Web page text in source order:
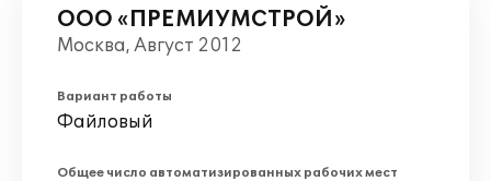
ООО «ПРЕМИУМСТРОЙ»
Москва, Август 2012
Вариант работы
Файловый
Общее число автоматизированных рабочих мест